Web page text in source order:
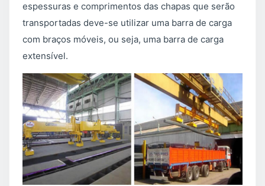
espessuras e comprimentos das chapas que serão
transportadas deve-se utilizar uma barra de carga
com braços móveis, ou seja, uma barra de carga
extensível.